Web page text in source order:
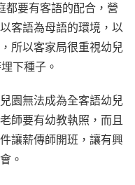
都要有客語的配合，營
客語為母語的環境，以
所以客家局很重視幼兒
下種子。
園無法成為全客語幼兒
師要有幼教執照，而且
讓薪傳師開班，讓有興
。